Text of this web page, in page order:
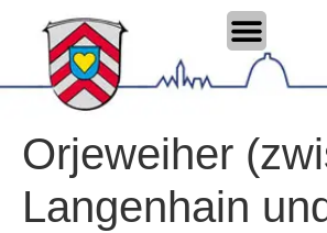
Orjeweiher
Langenhain